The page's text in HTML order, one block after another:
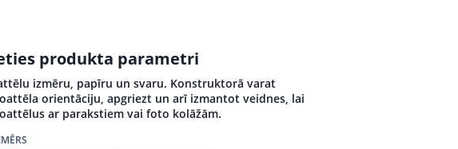
produkta parametri
izmēru, papīru un svaru. Konstruktorā varat
orientāciju, apgriezt un arī izmantot veidnes, lai
ar parakstiem vai foto kolāžām.